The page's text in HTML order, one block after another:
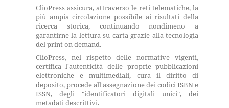
ClioPress assicura, attraverso le reti telematiche, la
più ampia circolazione possibile ai risultati della
ricerca storica, continuando nondimeno a
garantirne la lettura su carta grazie alla tecnologia
del print on demand.
ClioPress, nel rispetto delle normative vigenti,
certifica l'autenticità delle proprie pubblicazioni
elettroniche e multimediali, cura il diritto di
deposito, procede all'assegnazione dei codici ISBN e
ISSN, degli "identificatori digitali unici", dei
metadati descrittivi.